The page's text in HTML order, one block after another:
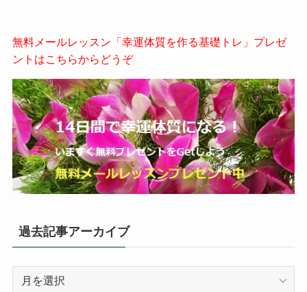
無料メールレッスン「幸運体質を作る基礎トレ」プレゼ
ントはこちらからどうぞ
過去記事アーカイブ